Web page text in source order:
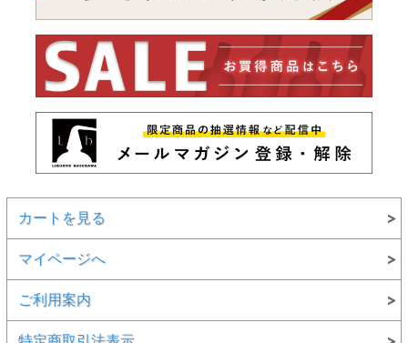
カートを見る
マイページへ
ご利用案内